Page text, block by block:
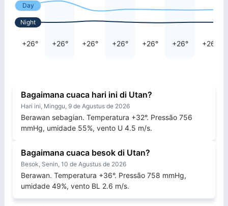
+26° +26° +26° +26° +26° +26° +26°
Day
Night
Bagaimana cuaca hari ini di Utan?
Hari ini, Minggu, 9 de Agustus de 2026
Berawan sebagian. Temperatura +32°. Pressão 756
mmHg, umidade 55%, vento U 4.5 m/s.
Bagaimana cuaca besok di Utan?
Besok, Senin, 10 de Agustus de 2026
Berawan. Temperatura +36°. Pressão 758 mmHg,
umidade 49%, vento BL 2.6 m/s.